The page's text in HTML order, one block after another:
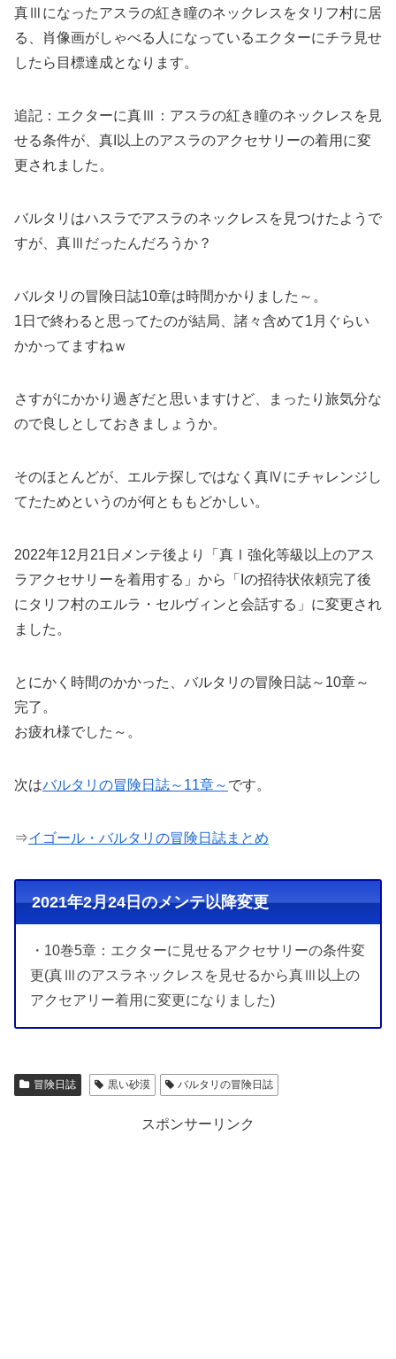
真Ⅲになったアスラの紅き瞳のネックレスをタリフ村に居
る、肖像画がしゃべる人になっているエクターにチラ見せ
したら目標達成となります。
追記：エクターに真Ⅲ：アスラの紅き瞳のネックレスを見
せる条件が、真I以上のアスラのアクセサリーの着用に変
更されました。
バルタリはハスラでアスラのネックレスを見つけたようで
すが、真Ⅲだったんだろうか？
バルタリの冒険日誌10章は時間かかりました～。
1日で終わると思ってたのが結局、諸々含めて1月ぐらい
かかってますねｗ
さすがにかかり過ぎだと思いますけど、まったり旅気分な
ので良しとしておきましょうか。
そのほとんどが、エルテ探しではなく真Ⅳにチャレンジし
てたためというのが何とももどかしい。
2022年12月21日メンテ後より「真Ⅰ強化等級以上のアス
ラアクセサリーを着用する」から「Iの招待状依頼完了後
にタリフ村のエルラ・セルヴィンと会話する」に変更され
ました。
とにかく時間のかかった、バルタリの冒険日誌～10章～
完了。
お疲れ様でした～。
次はバルタリの冒険日誌～11章～ です。
⇒イゴール・バルタリの冒険日誌まとめ
2021年2月24日のメンテ以降変更
・10巻5章：エクターに見せるアクセサリーの条件変
更(真Ⅲのアスラネックレスを見せるから真Ⅲ以上の
アクセアリー着用に変更になりました)
冒険日誌 黒い砂漠 バルタリの冒険日誌
スポンサーリンク